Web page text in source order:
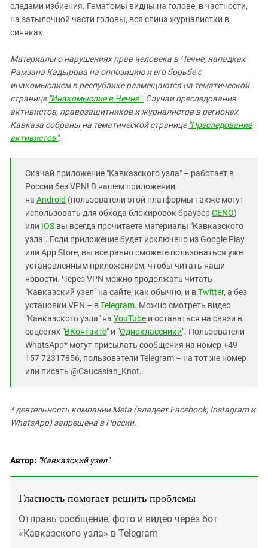
следами избиения. Гематомы видны на голове, в частности,
на затылочной части головы, вся спина журналистки в
синяках.
Материалы о нарушениях прав человека в Чечне, нападках
Рамзана Кадырова на оппозицию и его борьбе с
инакомыслием в республике размещаются на тематической
странице "Инакомыслие в Чечне". Случаи преследования
активистов, правозащитников и журналистов в регионах
Кавказа собраны на тематической странице "Преследование
активистов".
Скачай приложение "Кавказского узла" – работает в
России без VPN! В нашем приложении
на Android (пользователи этой платформы также могут
использовать для обхода блокировок браузерCENO)
или IOS вы всегда прочитаете материалы "Кавказского
узла". Если приложение будет исключено из Google Play
или App Store, вы все равно сможете пользоваться уже
установленным приложением, чтобы читать наши
новости. Через VPN можно продолжать читать
"Кавказский узел" на сайте, как обычно, и вTwitter, а без
установки VPN – вTelegram. Можно смотреть видео
"Кавказского узла" на YouTube и оставаться на связи в
соцсетях "ВКонтакте" и "Одноклассники". Пользователи
WhatsApp* могут присылать сообщения на номер +49
157 72317856, пользователи Telegram – на тот же номер
или писать @Caucasian_Knot.
* деятельность компании Meta (владеет Facebook, Instagram и
WhatsApp) запрещена в России.
Автор: "Кавказский узел"
Гласность помогает решить проблемы
Отправь сообщение, фото и видео через бот
«Кавказского узла» в Telegram